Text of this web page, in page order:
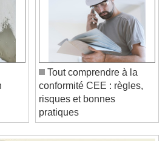
Skip Forward
behind liveLIVE
Tout comprendre à la
conformité CEE : règles,
risques et bonnes
pratiques